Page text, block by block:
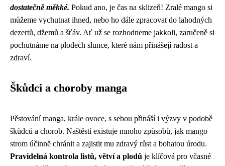
dostatečně měkké. Pokud ano, je čas na sklizeň! Zralé mango si
můžeme vychutnat ihned, nebo ho dále zpracovat do lahodných
dezertů, džemů a šťáv. Ať už se rozhodneme jakkoli, zaručeně si
pochutnáme na plodech slunce, které nám přinášejí radost a
zdraví.
Škůdci a choroby manga
Pěstování manga, krále ovoce, s sebou přináší i výzvy v podobě
škůdců a chorob. Naštěstí existuje mnoho způsobů, jak mango
strom účinně chránit a zajistit mu zdravý růst a bohatou úrodu.
Pravidelná kontrola listů, větví a plodů je klíčová pro včasné